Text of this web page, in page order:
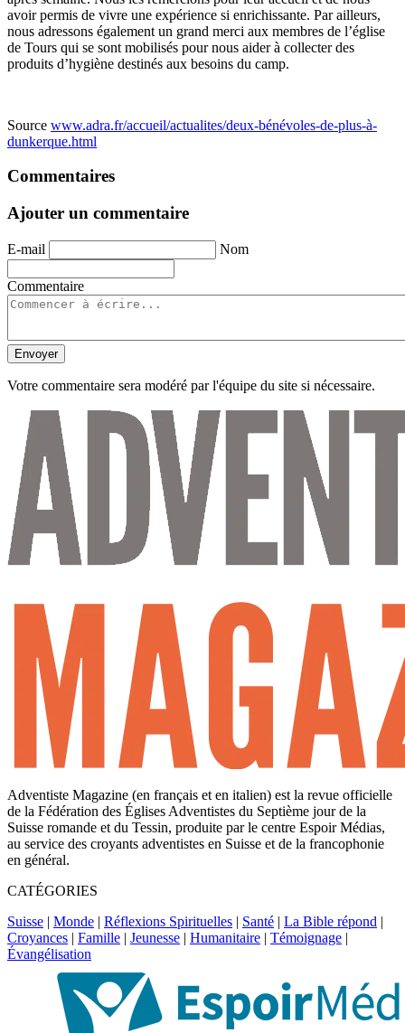
avoir permis de vivre une expérience si enrichissante. Par ailleurs,
nous adressons également un grand merci aux membres de l’église
de Tours qui se sont mobilisés pour nous aider à collecter des
produits d’hygiène destinés aux besoins du camp.
Source www.adra.fr/accueil/actualites/deux-bénévoles-de-plus-à-
dunkerque.html
Commentaires
Ajouter un commentaire
E-mail Nom
Commentaire
Envoyer
Votre commentaire sera modéré par l'équipe du site si nécessaire.
Adventiste Magazine (en français et en italien) est la revue officielle
de la Fédération des Églises Adventistes du Septième jour de la
Suisse romande et du Tessin, produite par le centre Espoir Médias,
au service des croyants adventistes en Suisse et de la francophonie
en général.
CATÉGORIES
Suisse | Monde | Réflexions Spirituelles | Santé | La Bible répond |
Croyances | Famille | Jeunesse | Humanitaire | Témoignage |
Évangélisation